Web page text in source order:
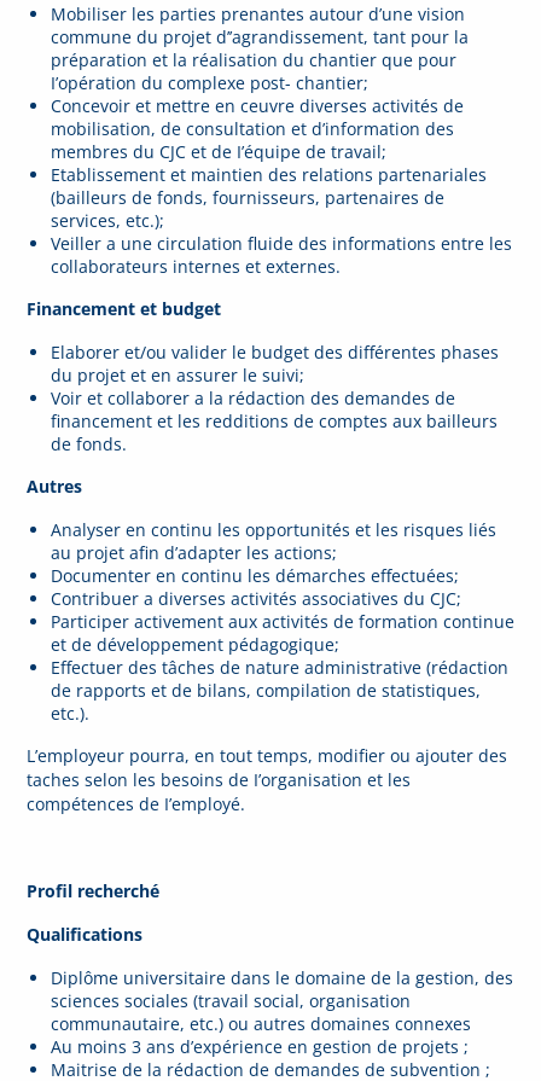
Mobiliser les parties prenantes autour d’une vision
commune du projet d’’agrandissement, tant pour la
préparation et la réalisation du chantier que pour
I’opération du complexe post- chantier;
Concevoir et mettre en ceuvre diverses activités de
mobilisation, de consultation et d’information des
membres du CJC et de I’équipe de travail;
Etablissement et maintien des relations partenariales
(bailleurs de fonds, fournisseurs, partenaires de
services, etc.);
Veiller a une circulation fluide des informations entre les
collaborateurs internes et externes.
Financement et budget
Elaborer et/ou valider le budget des différentes phases
du projet et en assurer le suivi;
Voir et collaborer a la rédaction des demandes de
financement et les redditions de comptes aux bailleurs
de fonds.
Autres
Analyser en continu les opportunités et les risques liés
au projet afin d’adapter les actions;
Documenter en continu les démarches effectuées;
Contribuer a diverses activités associatives du CJC;
Participer activement aux activités de formation continue
et de développement pédagogique;
Effectuer des tâches de nature administrative (rédaction
de rapports et de bilans, compilation de statistiques,
etc.).
L’employeur pourra, en tout temps, modifier ou ajouter des
taches selon les besoins de I’organisation et les
compétences de I’employé.
Profil recherché
Qualifications
Diplôme universitaire dans le domaine de la gestion, des
sciences sociales (travail social, organisation
communautaire, etc.) ou autres domaines connexes
Au moins 3 ans d’expérience en gestion de projets ;
Maitrise de la rédaction de demandes de subvention ;